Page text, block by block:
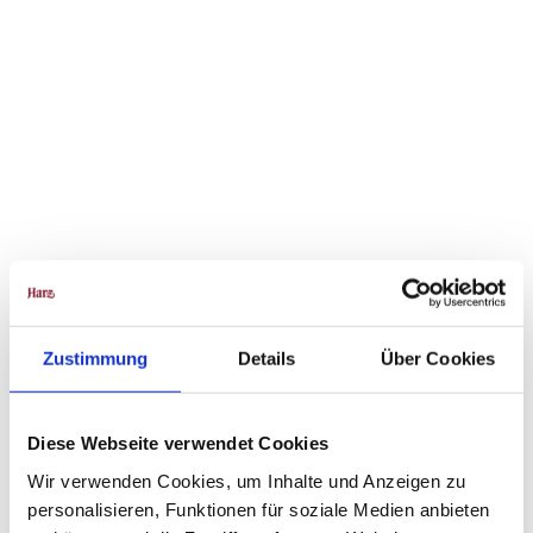
Zustimmung Details Über Cookies
Diese Webseite verwendet Cookies
Wir verwenden Cookies, um Inhalte und Anzeigen zu
personalisieren, Funktionen für soziale Medien anbieten